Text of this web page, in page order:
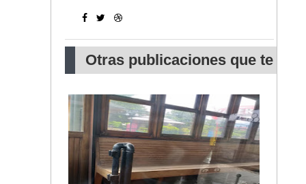
Otras publicaciones que te